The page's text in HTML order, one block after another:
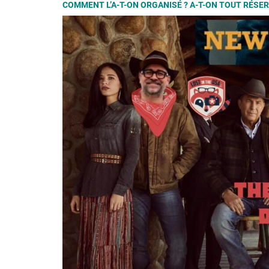
COMMENT L’A-T-ON ORGANISÉ ? A-T-ON TOUT